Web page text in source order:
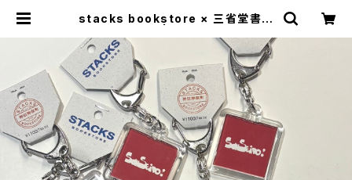
stacks bookstore × 三省堂書店